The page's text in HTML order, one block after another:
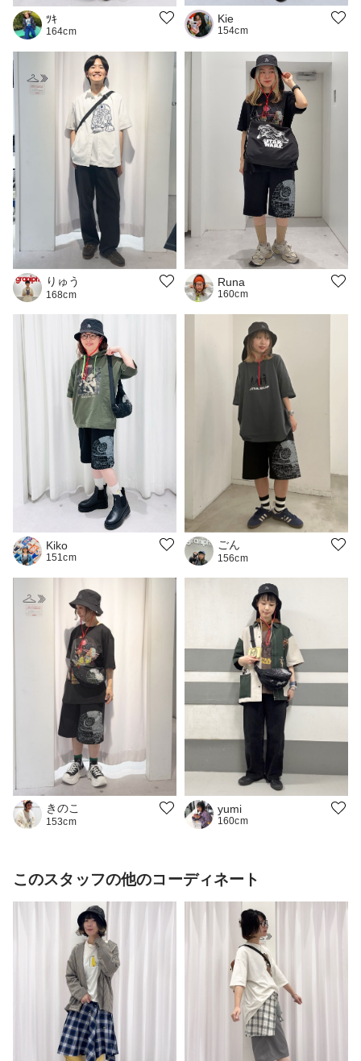
ﾂｷ
164cm
Kie
154cm
りゅう
168cm
Runa
160cm
Kiko
151cm
ごん
156cm
きのこ
153cm
yumi
160cm
このスタッフの他のコーディネート